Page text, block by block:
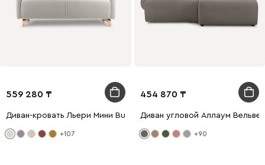
559 280
Диван-кровать Льери Мини Bucle White
+107
454 870
Диван угловой Аллаум
+90